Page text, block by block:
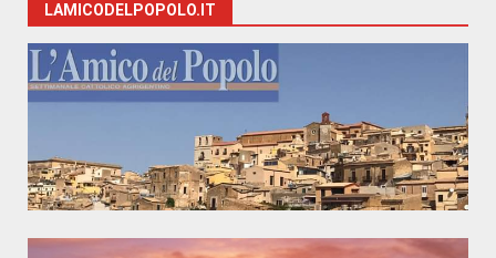
LAMICODELPOPOLO.IT